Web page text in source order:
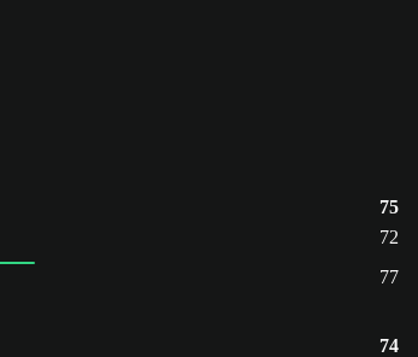
75
72
77
74